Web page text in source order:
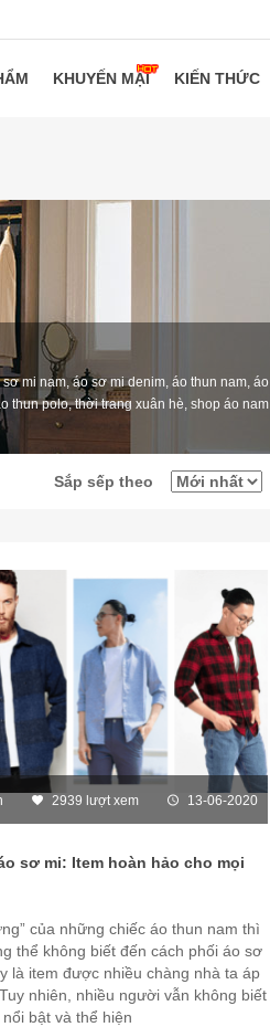
KHUYẾN MẠI KIẾN THỨC
mi nam, áo sơ mi denim, áo thun nam, áo
thun polo, thời trang xuân hè, shop áo nam
Sắp sếp theo
2939 lượt xem 13-06-2020
sơ mi: Item hoàn hảo cho mọi
của những chiếc áo thun nam thì
thể không biết đến cách phối áo sơ
là item được nhiều chàng nhà ta áp
nhiên, nhiều người vẫn không biết
bật và thể hiện